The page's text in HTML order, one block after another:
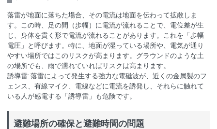
落雷が地面に落ちた場合、その電流は地面を伝わって拡散しま
す。この時、足の間（歩幅）に電流が流れることで、電位差が生
じ、身体を貫く形で電流が流れることがあります。これを「歩幅
電圧」と呼びます。特に、地面が湿っている場所や、電気が通り
やすい場所ではこのリスクが高まります。グラウンドのような土
の場所でも、雨で濡れていればリスクは高まります。
誘導雷: 落雷によって発生する強力な電磁波が、近くの金属製のフ
ェンス、有線マイク、電線などに電流を誘発し、それらに触れて
いる人が感電する「誘導雷」も危険です。
避難場所の確保と避難時間の問題